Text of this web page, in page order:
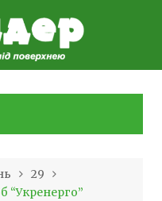
29
“Укренерго”